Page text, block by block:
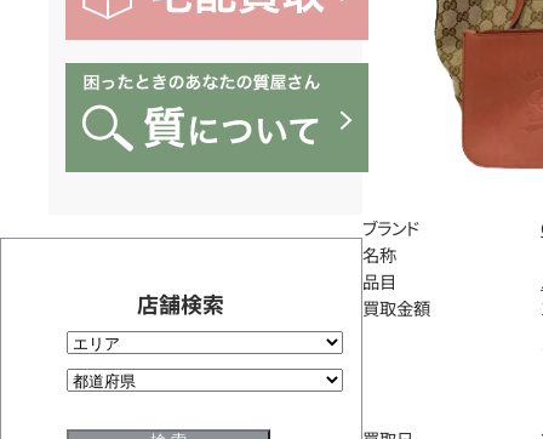
店舗検索
ブランド
名称
品目
買取金額